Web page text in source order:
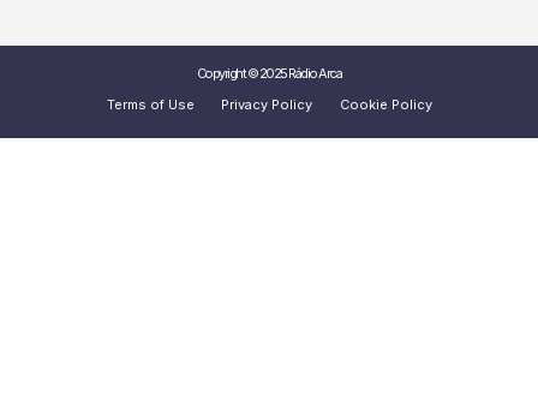
Copyright © 2025 Rádio Arca
Terms of Use
Privacy Policy Cookie Policy